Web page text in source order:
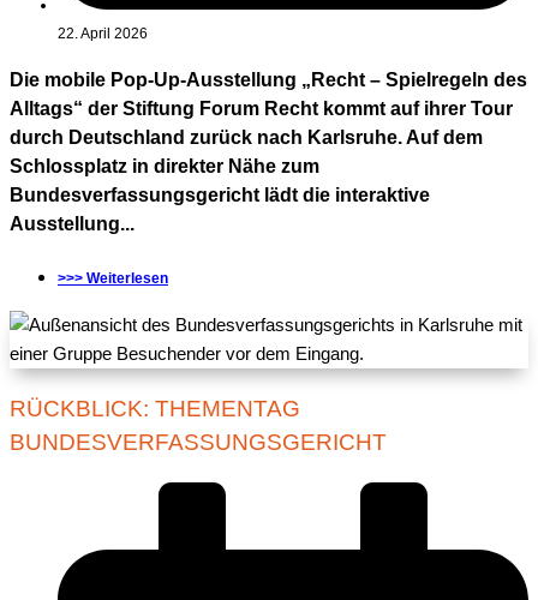
22. April 2026
Die mobile Pop-Up-Ausstellung „Recht – Spielregeln des
Alltags“ der Stiftung Forum Recht kommt auf ihrer Tour
durch Deutschland zurück nach Karlsruhe. Auf dem
Schlossplatz in direkter Nähe zum
Bundesverfassungsgericht lädt die interaktive
Ausstellung...
>>> Weiterlesen
RÜCKBLICK: THEMENTAG
BUNDESVERFASSUNGSGERICHT